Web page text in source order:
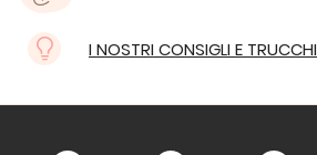
I NOSTRI CONSIGLI E TRUCCHI